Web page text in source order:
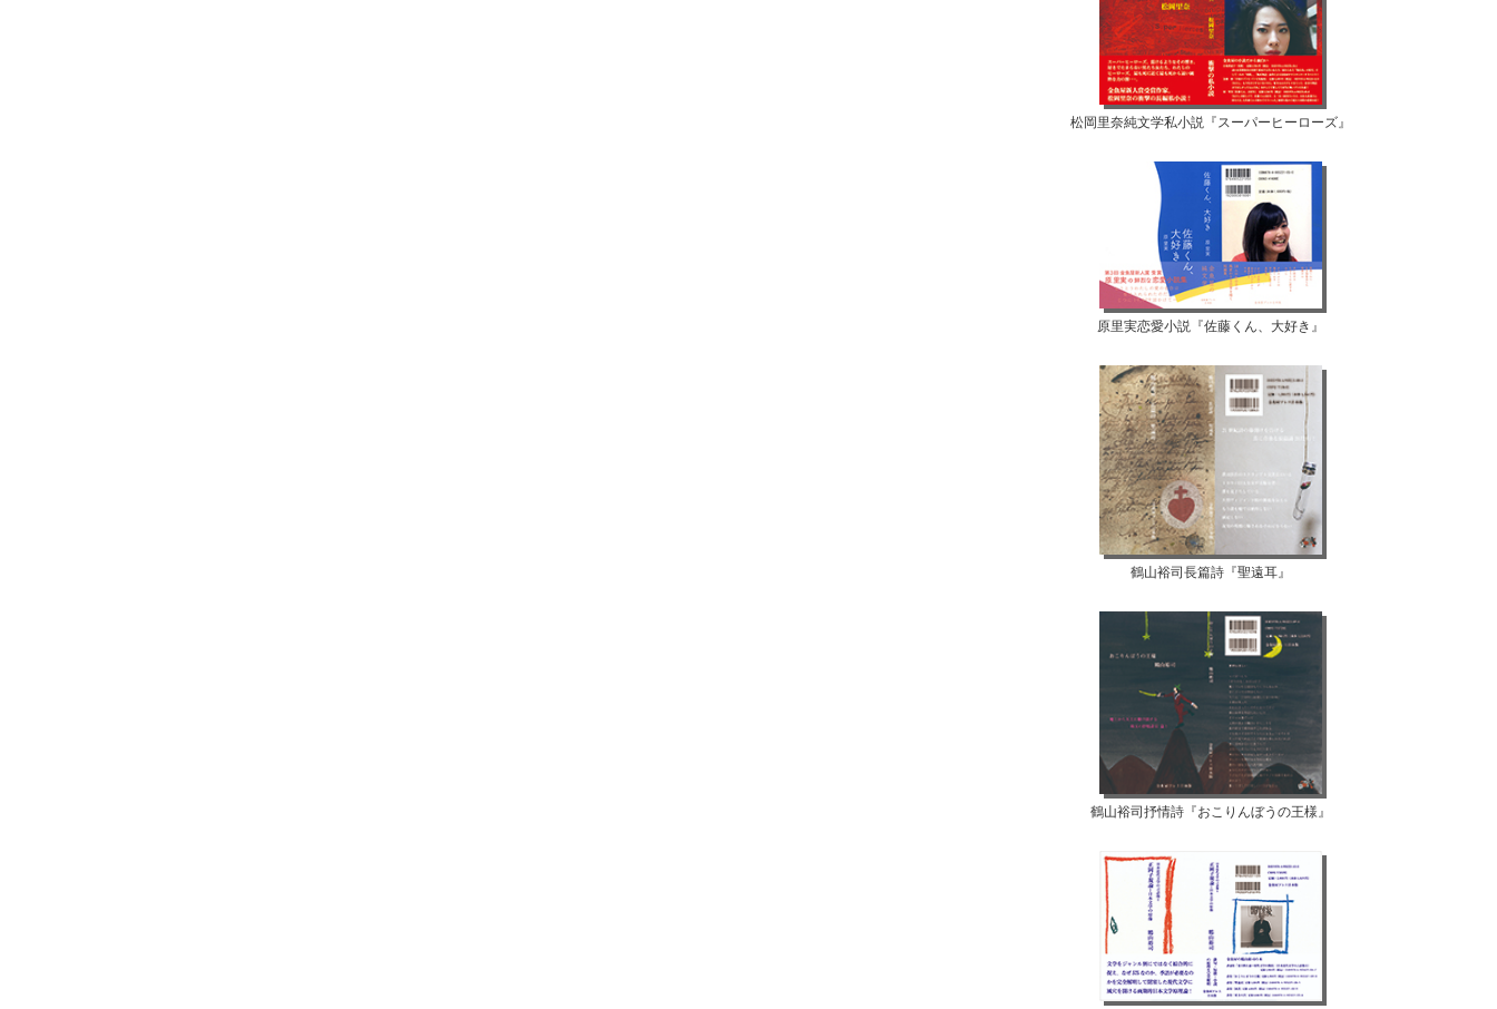
松岡里奈純文学私小説『スーパーヒーローズ』
原里実恋愛小説『佐藤くん、大好き』
鶴山裕司長篇詩『聖遠耳』
鶴山裕司抒情詩『おこりんぼうの王様』